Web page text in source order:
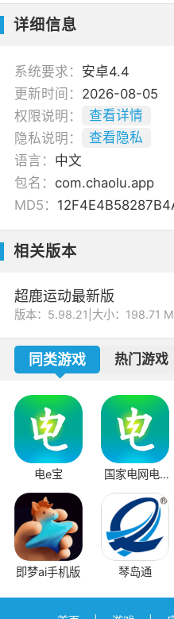
详细信息
系统要求： 安卓4.4
更新时间： 2026-08-05
权限说明：
查看详情
隐私说明：
查看隐私
语言： 中文
包名： com.chaolu.app
MD5：
相关版本
超鹿运动最新版
版本：5.98.21 大小：198.71
同类游戏 热门游戏
电e宝
国家电网电e
宝
即梦ai手机版 琴岛通